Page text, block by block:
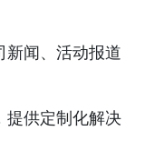
新闻、活动报道
提供定制化解决